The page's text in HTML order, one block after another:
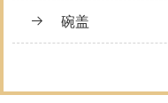
碗盖